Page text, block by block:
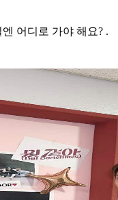
어디로 가야 해요? .